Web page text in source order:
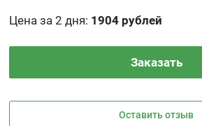
Цена за 2 дня: 1904 рублей
Заказать
Оставить отзыв